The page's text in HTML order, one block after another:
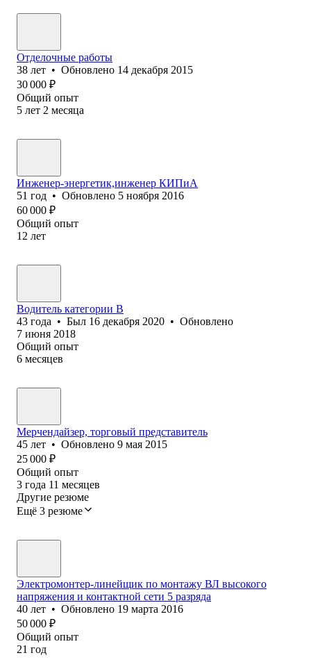
Отделочные работы
38 лет • Обновлено 14 декабря 2015
30 000 ₽
Общий опыт
5 лет 2 месяца
Инженер-энергетик,инженер КИПиА
51 год • Обновлено 5 ноября 2016
60 000 ₽
Общий опыт
12 лет
Водитель категории В
43 года • Был 16 декабря 2020 • Обновлено
7 июня 2018
Общий опыт
6 месяцев
Мерчендайзер, торговый представитель
45 лет • Обновлено 9 мая 2015
25 000 ₽
Общий опыт
3 года 11 месяцев
Другие резюме
Ещё 3 резюме
Электромонтер-линейщик по монтажу ВЛ высокого
напряжения и контактной сети 5 разряда
40 лет • Обновлено 19 марта 2016
50 000 ₽
Общий опыт
21 год